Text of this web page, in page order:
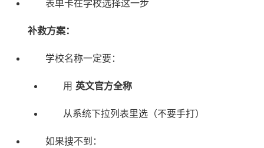
表单卡在学校选择这一步
补救方案：
学校名称一定要：
用 英文官方全称
从系统下拉列表里选（不要手打）
如果搜不到：